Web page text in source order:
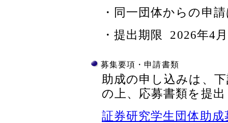
・同一団体からの申
・提出期限 2026年4
募集要項・申請書類
助成の申し込みは、
の上、応募書類を提
証券研究学生団体助